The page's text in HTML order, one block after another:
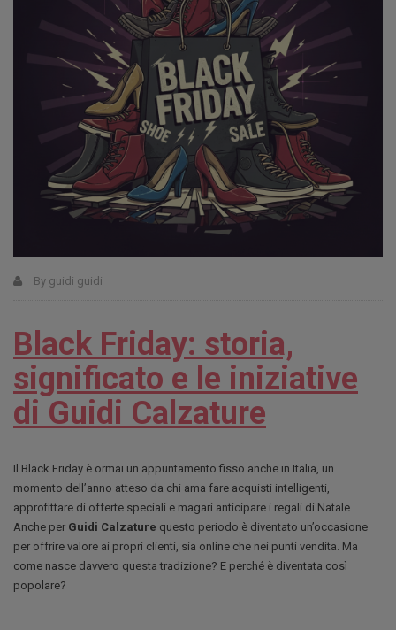
By guidi guidi
Black Friday: storia,
significato e le iniziative
di Guidi Calzature
Il Black Friday è ormai un appuntamento fisso anche in Italia, un
momento dell’anno atteso da chi ama fare acquisti intelligenti,
approfittare di offerte speciali e magari anticipare i regali di Natale.
Anche per Guidi Calzature questo periodo è diventato un’occasione
per offrire valore ai propri clienti, sia online che nei punti vendita. Ma
come nasce davvero questa tradizione? E perché è diventata così
popolare?